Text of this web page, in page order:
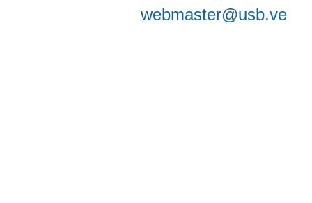
webmaster@usb.ve